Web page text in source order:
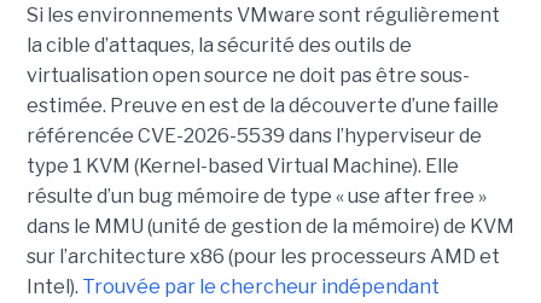
Si les environnements VMware sont régulièrement
la cible d’attaques, la sécurité des outils de
virtualisation open source ne doit pas être sous-
estimée. Preuve en est de la découverte d’une faille
référencée CVE-2026-5539 dans l’hyperviseur de
type 1 KVM (Kernel-based Virtual Machine). Elle
résulte d’un bug mémoire de type « use after free »
dans le MMU (unité de gestion de la mémoire) de KVM
sur l’architecture x86 (pour les processeurs AMD et
Intel). Trouvée par le chercheur indépendant